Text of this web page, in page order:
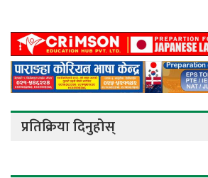
प्रतिक्रिया दिनुहोस्